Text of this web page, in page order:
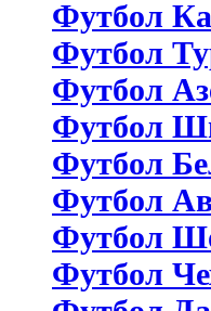
Футбол
Футбол
Футбол
Футбол
Футбол
Футбол
Футбол
Футбол